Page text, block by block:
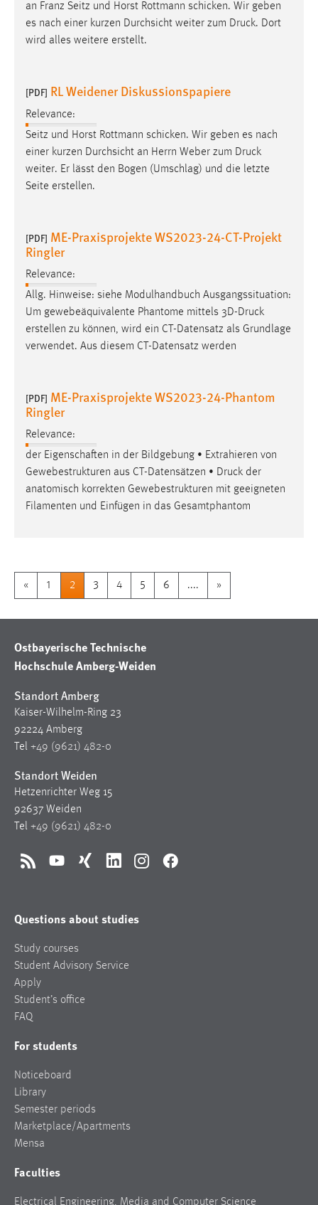
an Franz Seitz und Horst Rottmann schicken. Wir geben
es nach einer kurzen Durchsicht weiter zum Druck. Dort
wird alles weitere erstellt.
[PDF] RL Weidener Diskussionspapiere
Relevance:
Seitz und Horst Rottmann schicken. Wir geben es nach
einer kurzen Durchsicht an Herrn Weber zum Druck
weiter. Er lässt den Bogen (Umschlag) und die letzte
Seite erstellen.
[PDF] ME-Praxisprojekte WS2023-24-CT-Projekt
Ringler
Relevance:
Allg. Hinweise: siehe Modulhandbuch Ausgangssituation:
Um gewebeäquivalente Phantome mittels 3D-Druck
erstellen zu können, wird ein CT-Datensatz als Grundlage
verwendet. Aus diesem CT-Datensatz werden
[PDF] ME-Praxisprojekte WS2023-24-Phantom
Ringler
Relevance:
der Eigenschaften in der Bildgebung • Extrahieren von
Gewebestrukturen aus CT-Datensätzen • Druck der
anatomisch korrekten Gewebestrukturen mit geeigneten
Filamenten und Einfügen in das Gesamtphantom
« 1 2 3 4 5 6 .... »
Ostbayerische Technische
Hochschule Amberg-Weiden
Standort Amberg
Kaiser-Wilhelm-Ring 23
92224 Amberg
Tel +49 (9621) 482-0
Standort Weiden
Hetzenrichter Weg 15
92637 Weiden
Tel +49 (9621) 482-0
RSS YouTubeXing LinkedInInstagramFacebook
Questions about studies
Study courses
Student Advisory Service
Apply
Student’s office
FAQ
For students
Noticeboard
Library
Semester periods
Marketplace/Apartments
Mensa
Faculties
Electrical Engineering, Media and Computer Science